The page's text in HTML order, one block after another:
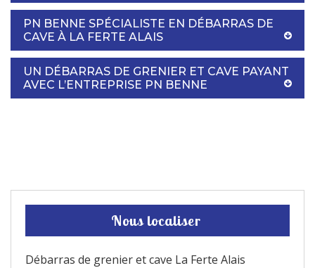
PN BENNE SPÉCIALISTE EN DÉBARRAS DE
CAVE À LA FERTE ALAIS
UN DÉBARRAS DE GRENIER ET CAVE PAYANT
AVEC L’ENTREPRISE PN BENNE
Nous localiser
Débarras de grenier et cave La Ferte Alais